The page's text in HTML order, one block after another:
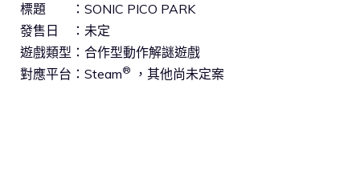
標題 ：SONIC PICO PARK
發售日 ：未定
遊戲類型：合作型動作解謎遊戲
對應平台：Steam® ，其他尚未定案